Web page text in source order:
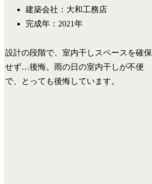
建築会社：大和工務店
完成年：2021年
設計の段階で、室内干しスペースを確保
せず…後悔。雨の日の室内干しが不便
で、とっても後悔しています。